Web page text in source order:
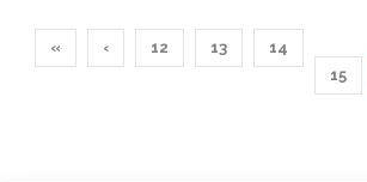
« ‹ 12 13
14
15